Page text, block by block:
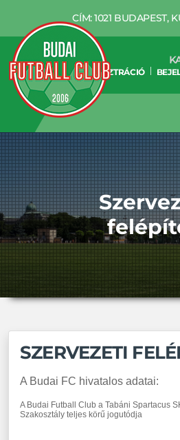
CÍM: 1021 BUDAPEST,
REGISZTRÁCIÓ
SZERVEZETI
A Budai FC hivatalos adatai:
A Budai Futball Club a Tabáni Spartacus
Szakosztály teljes körű jogutódja